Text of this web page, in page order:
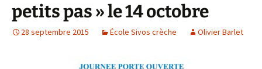
petits pas » le 14 octobre
28 septembre 2015 École Sivos crèche Olivier Barlet